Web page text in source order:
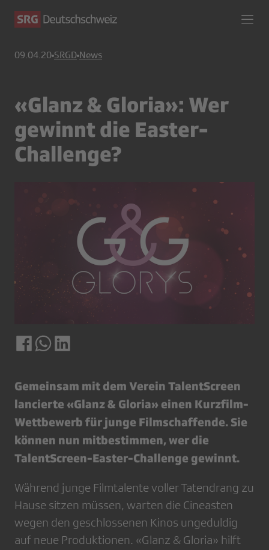
09.04.20 SRGD News
«Glanz & Gloria»: Wer
gewinnt die Easter-
Challenge?
Gemeinsam mit dem Verein TalentScreen
lancierte «Glanz & Gloria» einen Kurzfilm-
Wettbewerb für junge Filmschaffende. Sie
können nun mitbestimmen, wer die
TalentScreen-Easter-Challenge gewinnt.
Während junge Filmtalente voller Tatendrang zu
Hause sitzen müssen, warten die Cineasten
wegen den geschlossenen Kinos ungeduldig
auf neue Produktionen. «Glanz & Gloria» hilft